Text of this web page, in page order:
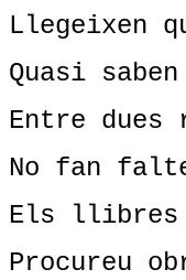
Llegeixen
Quasi
Entre dues
No fan
Els llibres
Procureu